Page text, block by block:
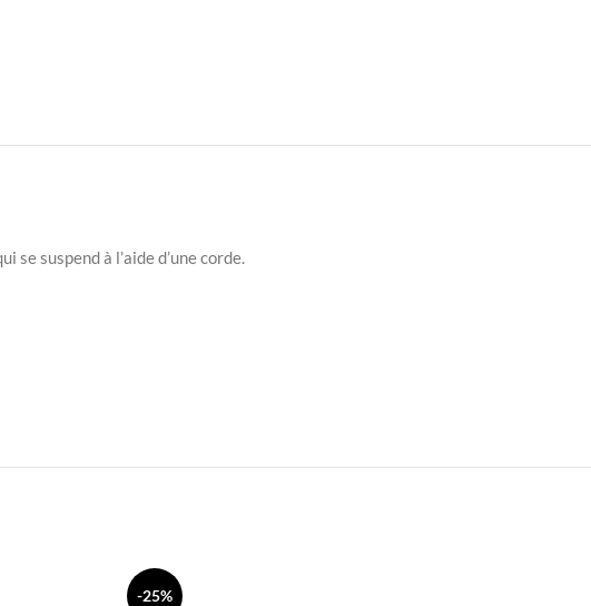
suspend à l’aide d’une corde.
-25%